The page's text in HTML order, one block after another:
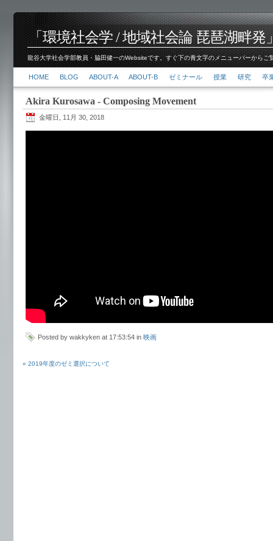
「環境社会学 / 地域社会論 琵琶湖畔発
龍谷大学社会学部教員・脇田健一のWebsiteです。すぐ下の青文字のメニューバーから
HOME BLOG ABOUT-A ABOUT-B ゼミナール 授業 研究 卒
Akira Kurosawa - Composing Movement
金曜日, 11月 30, 2018
Posted by wakkyken at 17:53:54 in 映画
« 2019年度のゼミ選択について